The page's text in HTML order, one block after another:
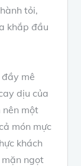
tỏi,
khắp đầu
mê
dịu của
nên một
món mực
khách
mặn ngọt